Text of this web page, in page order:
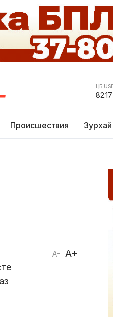
ЦБ
82.17
Происшествия Зурхай
A- A+